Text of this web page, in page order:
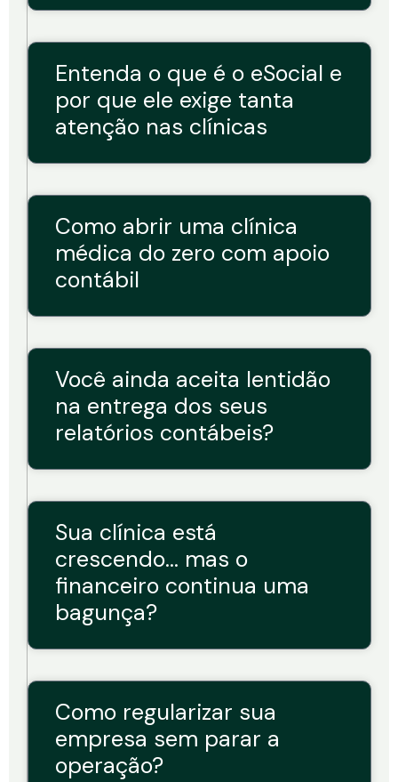
Entenda o que é o eSocial e
por que ele exige tanta
atenção nas clínicas
Como abrir uma clínica
médica do zero com apoio
contábil
Você ainda aceita lentidão
na entrega dos seus
relatórios contábeis?
Sua clínica está
crescendo… mas o
financeiro continua uma
bagunça?
Como regularizar sua
empresa sem parar a
operação?